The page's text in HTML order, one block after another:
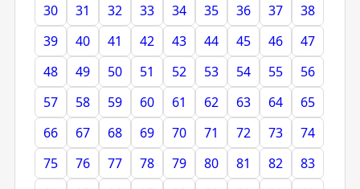
30
31 32 33 34 35 36 37
38
39
40 41 42 43 44 45 46
47
48
49 50 51 52 53 54 55
56
57
58 59 60 61 62 63 64
65
66
67 68 69 70 71 72 73
74
75
76 77 78 79 80 81 82
83